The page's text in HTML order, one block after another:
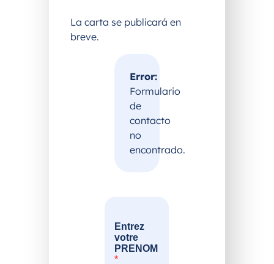
La carta se publicará en
breve.
Error:
Formulario
de
contacto
no
encontrado.